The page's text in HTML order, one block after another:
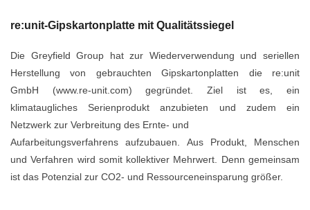
re:unit-Gipskartonplatte mit Qualitätssiegel
Die Greyfield Group hat zur Wiederverwendung und seriellen
Herstellung von gebrauchten Gipskartonplatten die re:unit
GmbH (www.re-unit.com) gegründet. Ziel ist es, ein
klimataugliches Serienprodukt anzubieten und zudem ein
Netzwerk zur Verbreitung des Ernte- und
Aufarbeitungsverfahrens aufzubauen. Aus Produkt, Menschen
und Verfahren wird somit kollektiver Mehrwert. Denn gemeinsam
ist das Potenzial zur CO2- und Ressourceneinsparung größer.